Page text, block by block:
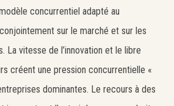
concurrentiel adapté au
sur le marché et sur les
La vitesse de l’innovation et le libre
créent une pression concurrentielle «
dominantes. Le recours à des